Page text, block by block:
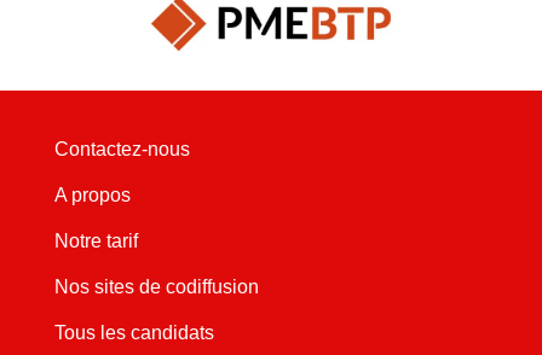
Contactez-nous
A propos
Notre tarif
Nos sites de codiffusion
Tous les candidats